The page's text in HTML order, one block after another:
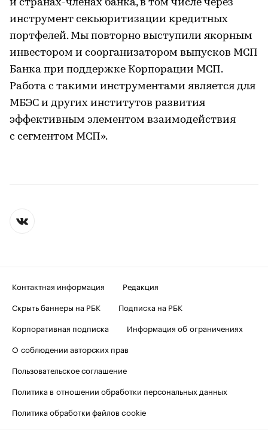
и странах-членах банка, в том числе через
инструмент секьюритизации кредитных
портфелей. Мы повторно выступили якорным
инвестором и соорганизатором выпусков МСП
Банка при поддержке Корпорации МСП.
Работа с такими инструментами является для
МБЭС и других институтов развития
эффективным элементом взаимодействия
с сегментом МСП».
Контактная информация
Редакция
Скрыть баннеры на РБК
Подписка на РБК
Корпоративная подписка
Информация об ограничениях
О соблюдении авторских прав
Пользовательское соглашение
Политика в отношении обработки персональных данных
Политика обработки файлов cookie